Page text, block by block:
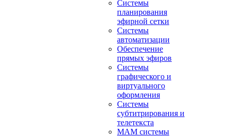
Системы
планирования
эфирной сетки
Системы
автоматизации
Обеспечение
прямых эфиров
Системы
графического и
виртуального
оформления
Системы
субтитрирования и
телетекста
MAM системы